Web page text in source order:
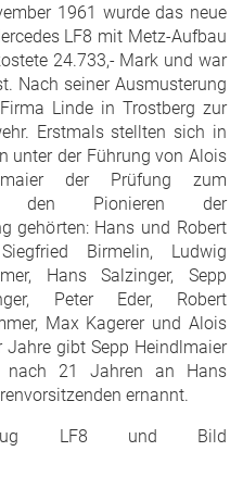
1961 wurde das neue
LF8 mit Metz-Aufbau
24.733,- Mark und war
Nach seiner Ausmusterung
Linde in Trostberg zur
Erstmals stellten sich in
unter der Führung von Alois
der Prüfung zum
den Pionieren der
gehörten: Hans und Robert
Birmelin, Ludwig
Hans Salzinger, Sepp
Peter Eder, Robert
Max Kagerer und Alois
Jahre gibt Sepp Heindlmaier
nach 21 Jahren an Hans
ernannt.
LF8 und Bild